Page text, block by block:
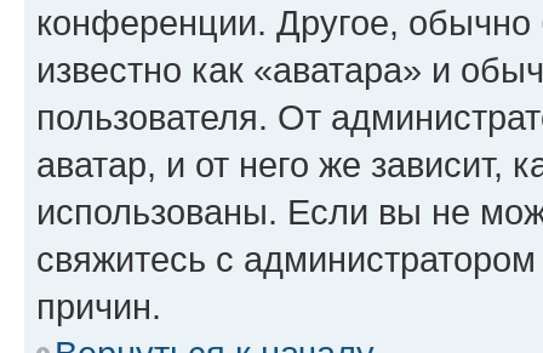
конференции. Другое,
известно как «аватара» и
пользователя. От
аватар, и от него же зависит,
использованы. Если вы не
свяжитесь с
причин.